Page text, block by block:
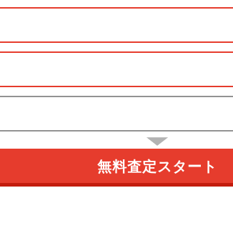
無料査定スタート